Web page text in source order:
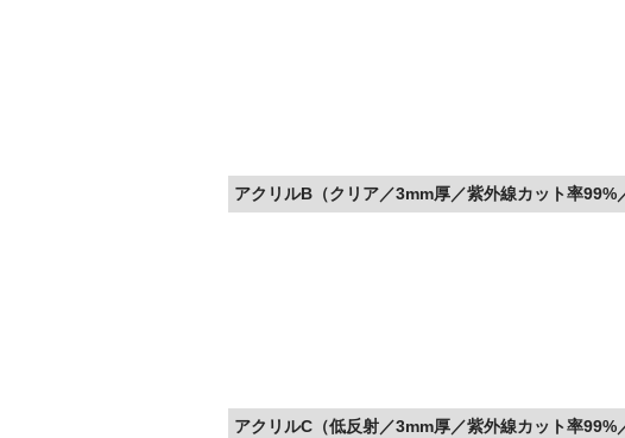
アクリルB（クリア／3mm厚／紫外線カット率99%
アクリルC（低反射／3mm厚／紫外線カット率99%